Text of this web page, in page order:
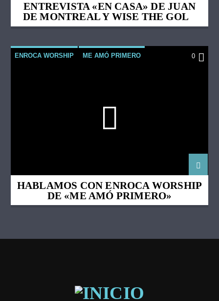
ENTREVISTA «EN CASA» DE JUAN
DE MONTREAL Y WISE THE GOLD
PEN
ENROCA WORSHIP ME AMÓ PRIMERO 0
HABLAMOS CON ENROCA WORSHIP
DE «ME AMÓ PRIMERO»